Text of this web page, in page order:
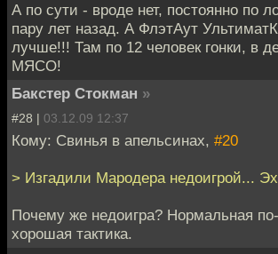
А по сути - вроде нет, постоянно по
пару лет назад. А ФлэтАут
лучше!!! Там по 12 человек гонки, в
МЯСО!
Бакстер Стокман »
#28 | 03.12.09 12:37
Кому: Свинья в апельсинах, #20
> Изгадили Мародера недоигрой...
Почему же недоигра? Нормальная
хорошая тактика.